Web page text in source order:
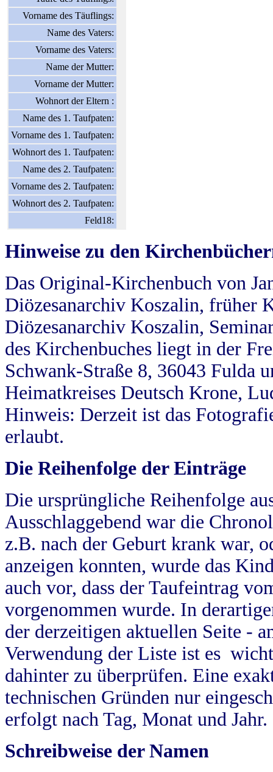
Vorname des Täuflings:
Name des Vaters:
Vorname des Vaters:
Name der Mutter:
Vorname der Mutter:
Wohnort der Eltern :
Name des 1. Taufpaten:
Vorname des 1. Taufpaten:
Wohnort des 1. Taufpaten:
Name des 2. Taufpaten:
Vorname des 2. Taufpaten:
Wohnort des 2. Taufpaten:
Feld18:
Hinweise zu den
Das Original-Kirchenbuch von
Diözesanarchiv Koszalin, früher
Diözesanarchiv Koszalin,
des Kirchenbuches liegt in der
Schwank-Straße 8, 36043 Fulda
Heimatkreises Deutsch Krone,
Hinweis: Derzeit ist das
erlaubt.
Die Reihenfolge der Einträge
Die ursprüngliche Reihenfolge
Ausschlaggebend war die
z.B. nach der Geburt krank war,
anzeigen konnten, wurde das
auch vor, dass der Taufeintrag
vorgenommen wurde. In
der derzeitigen aktuellen Seite -
Verwendung der Liste ist es
dahinter zu überprüfen. Eine
technischen Gründen nur
erfolgt nach Tag, Monat und Jahr.
Schreibweise der Namen